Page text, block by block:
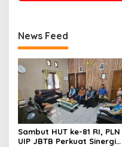
News Feed
Sambut HUT ke-81 RI, PLN
UIP JBTB Perkuat Sinergi